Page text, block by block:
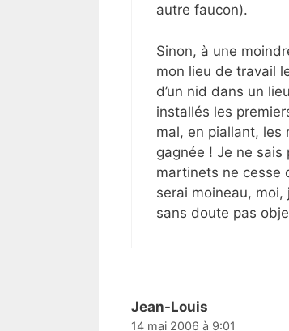
autre faucon).
Sinon, à une
mon lieu de travail
d’un nid dans un
installés les
mal, en piallant, les
gagnée ! Je ne sais
martinets ne cesse
serai moineau,
sans doute pas
Jean-Louis
14 mai 2006 à 9:01